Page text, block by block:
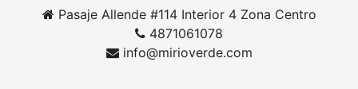
Pasaje Allende #114 Interior 4 Zona Centro
4871061078
info@mirioverde.com